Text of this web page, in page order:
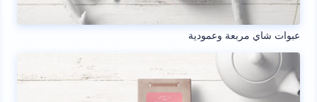
عبوات شاي مربعة وعمودية